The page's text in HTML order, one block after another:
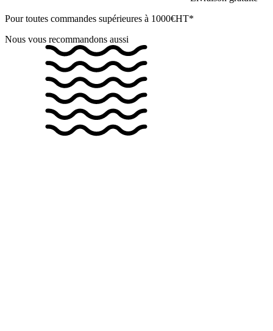
Pour toutes commandes supérieures à 1000€HT*
Nous vous recommandons aussi